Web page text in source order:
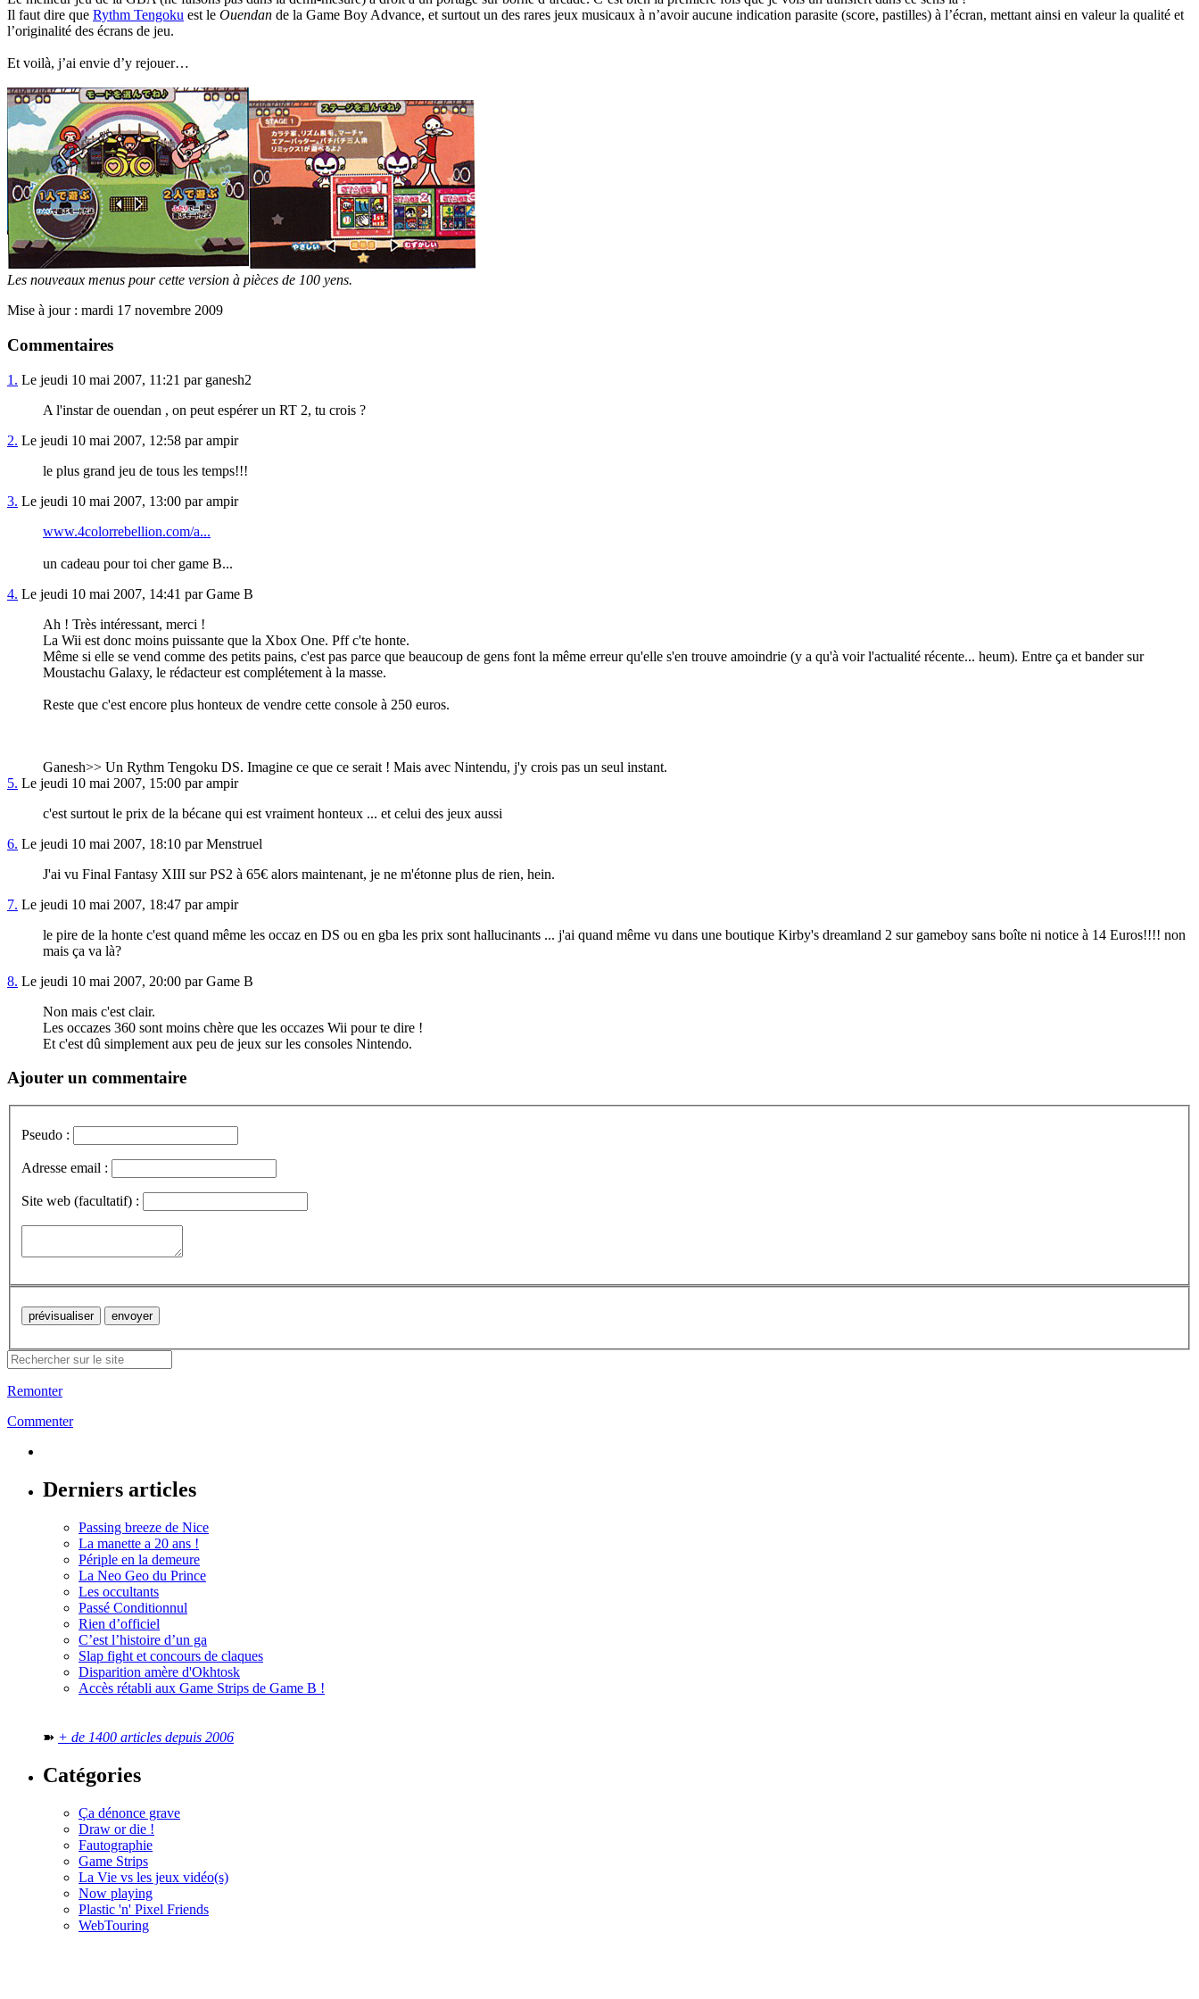
Il faut dire que Rythm Tengoku est le Ouendan de la Game Boy Advance, et surtout un des rares jeux musicaux à n’avoir aucune indication parasite (score, pastilles) à l’écran, mettant ainsi en valeur la qualité et
l’originalité des écrans de jeu.
Et voilà, j’ai envie d’y rejouer…
Les nouveaux menus pour cette version à pièces de 100 yens.
Mise à jour : mardi 17 novembre 2009
Commentaires
1. Le jeudi 10 mai 2007, 11:21 par ganesh2
A l'instar de ouendan , on peut espérer un RT 2, tu crois ?
2. Le jeudi 10 mai 2007, 12:58 par ampir
le plus grand jeu de tous les temps!!!
3. Le jeudi 10 mai 2007, 13:00 par ampir
www.4colorrebellion.com/a...
un cadeau pour toi cher game B...
4. Le jeudi 10 mai 2007, 14:41 par Game B
Ah ! Très intéressant, merci !
La Wii est donc moins puissante que la Xbox One. Pff c'te honte.
Même si elle se vend comme des petits pains, c'est pas parce que beaucoup de gens font la même erreur qu'elle s'en trouve amoindrie (y a qu'à voir l'actualité récente... heum). Entre ça et bander sur
Moustachu Galaxy, le rédacteur est complétement à la masse.
Reste que c'est encore plus honteux de vendre cette console à 250 euros.
Ganesh>> Un Rythm Tengoku DS. Imagine ce que ce serait ! Mais avec Nintendu, j'y crois pas un seul instant.
5. Le jeudi 10 mai 2007, 15:00 par ampir
c'est surtout le prix de la bécane qui est vraiment honteux ... et celui des jeux aussi
6. Le jeudi 10 mai 2007, 18:10 par Menstruel
J'ai vu Final Fantasy XIII sur PS2 à 65€ alors maintenant, je ne m'étonne plus de rien, hein.
7. Le jeudi 10 mai 2007, 18:47 par ampir
le pire de la honte c'est quand même les occaz en DS ou en gba les prix sont hallucinants ... j'ai quand même vu dans une boutique Kirby's dreamland 2 sur gameboy sans boîte ni notice à 14 Euros!!!! non
mais ça va là?
8. Le jeudi 10 mai 2007, 20:00 par Game B
Non mais c'est clair.
Les occazes 360 sont moins chère que les occazes Wii pour te dire !
Et c'est dû simplement aux peu de jeux sur les consoles Nintendo.
Ajouter un commentaire
Pseudo :
Adresse email :
Site web (facultatif) :
Remonter
Commenter
Derniers articles
Passing breeze de Nice
La manette a 20 ans !
Périple en la demeure
La Neo Geo du Prince
Les occultants
Passé Conditionnul
Rien d’officiel
C’est l’histoire d’un ga
Slap fight et concours de claques
Disparition amère d'Okhtosk
Accès rétabli aux Game Strips de Game B !
➽ + de 1400 articles depuis 2006
Catégories
Ça dénonce grave
Draw or die !
Fautographie
Game Strips
La Vie vs les jeux vidéo(s)
Now playing
Plastic 'n' Pixel Friends
WebTouring